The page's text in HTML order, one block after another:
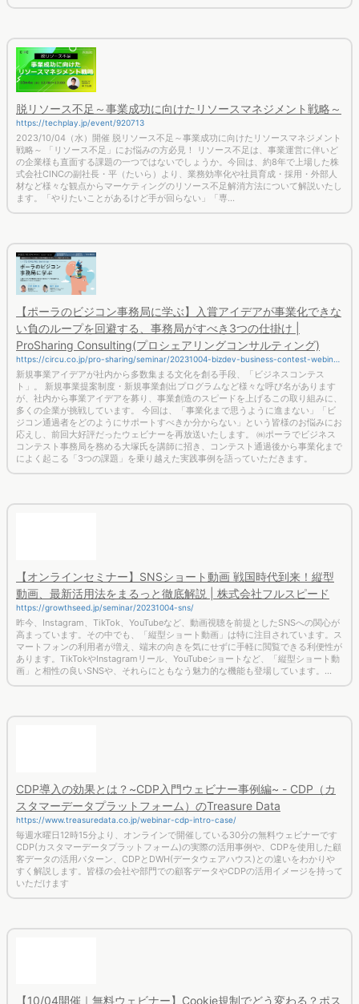
脱リソース不足～事業成功に向けたリソースマネジメント戦略～
https://techplay.jp/event/920713
2023/10/04（水）開催 脱リソース不足～事業成功に向けたリソースマネジメント
戦略～ 「リソース不足」にお悩みの方必見！ リソース不足は、事業運営に伴いど
の企業様も直面する課題の一つではないでしょうか。今回は、約8年で上場した株
式会社CINCの副社長・平（たいら）より、業務効率化や社員育成・採用・外部人
材など様々な観点からマーケティングのリソース不足解消方法について解説いたし
ます。「やりたいことがあるけど手が回らない」「専...
【ポーラのビジコン事務局に学ぶ】入賞アイデアが事業化できな
い負のループを回避する、事務局がすべき3つの仕掛け |
ProSharing Consulting(プロシェアリングコンサルティング)
https://circu.co.jp/pro-sharing/seminar/20231004-bizdev-business-contest-webina
r/
新規事業アイデアが社内から多数集まる文化を創る手段、「ビジネスコンテス
ト」。 新規事業提案制度・新規事業創出プログラムなど様々な呼び名があります
が、社内から事業アイデアを募り、事業創造のスピードを上げるこの取り組みに、
多くの企業が挑戦しています。 今回は、「事業化まで思うように進まない」「ビ
ジコン通過者をどのようにサポートすべきか分からない」という皆様のお悩みにお
応えし、前回大好評だったウェビナーを再放送いたします。 ㈱ポーラでビジネス
コンテスト事務局を務める大塚氏を講師に招き、コンテスト通過後から事業化まで
によく起こる「3つの課題」を乗り越えた実践事例を語っていただきます。
昨今、Instagram、TikTok、YouTubeなど、動画視聴を前提としたSNSへの関心が
高まっています。その中でも、「縦型ショート動画」は特に注目されています。ス
マートフォンの利用者が増え、端末の向きを気にせずに手軽に閲覧できる利便性が
あります。TikTokやInstagramリール、YouTubeショートなど、「縦型ショート動
画」と相性の良いSNSや、それらにともなう魅力的な機能も登場しています。…
毎週水曜日12時15分より、オンラインで開催している30分の無料ウェビナーです
CDP(カスタマーデータプラットフォーム)の実際の活用事例や、CDPを使用した顧
客データの活用パターン、CDPとDWH(データウェアハウス)との違いをわかりや
すく解説します。皆様の会社や部門での顧客データやCDPの活用イメージを持って
いただけます